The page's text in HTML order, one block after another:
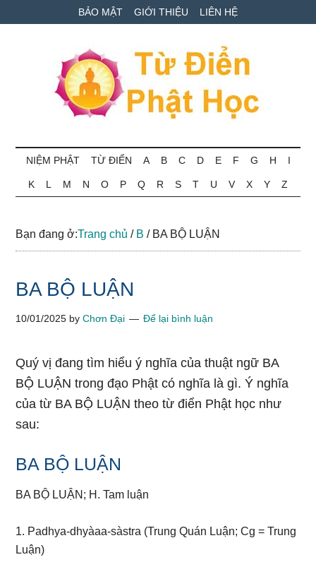
to
to
qua
BẢO MẬT GIỚI THIỆU LIÊN HỆ
Từ
điển
Phật
học
ngữ
NIỆM PHẬT TỪ ĐIỂN A B C D E F G H I
K L M N O P Q R S T U V X Y Z
Bạn đang ở:Trang chủ / B /BA BỘ LUẬN
BA BỘ LUẬN
10/01/2025 byChơn Đại Để lại bình luận
Quý vị đang tìm hiểu ý nghĩa của thuật ngữ BA
BỘ LUẬN trong đạo Phật có nghĩa là gì. Ý nghĩa
của từ BA BỘ LUẬN theo từ điển Phật học như
sau:
BA BỘ LUẬN
BA BỘ LUẬN; H. Tam luận
1. Padhya-dhyàaa-sàstra (Trung Quán Luận; Cg = Trung
Luận)